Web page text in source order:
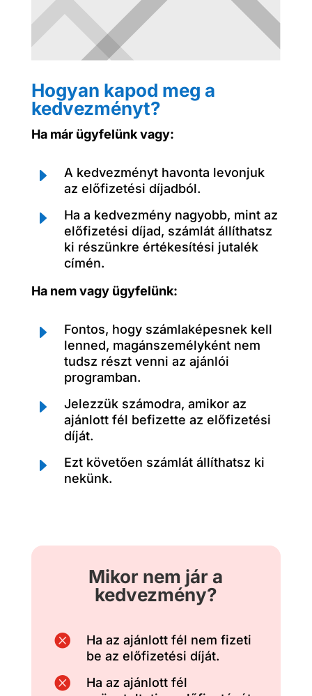
Hogyan kapod meg a
kedvezményt?
Ha már ügyfelünk vagy:
E
A kedvezményt havonta levonjuk
az előfizetési díjadból.
E
Ha a kedvezmény nagyobb, mint az
előfizetési díjad, számlát állíthatsz
ki részünkre értékesítési jutalék
címén.
Ha nem vagy ügyfelünk:
E
Fontos, hogy számlaképesnek kell
lenned, magánszemélyként nem
tudsz részt venni az ajánlói
programban.
E
Jelezzük számodra, amikor az
ajánlott fél befizette az előfizetési
díját.
E
Ezt követően számlát állíthatsz ki
nekünk.
Mikor nem jár a
kedvezmény?

Ha az ajánlott fél nem fizeti
be az előfizetési díját.

Ha az ajánlott fél